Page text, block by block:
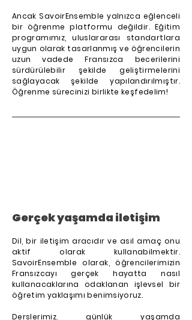
Ancak SavoirEnsemble yalnızca eğlenceli
bir öğrenme platformu değildir. Eğitim
programımız, uluslararası standartlara
uygun olarak tasarlanmış ve öğrencilerin
uzun vadede Fransızca becerilerini
sürdürülebilir şekilde geliştirmelerini
sağlayacak şekilde yapılandırılmıştır.
Öğrenme sürecinizi birlikte keşfedelim!
Gerçek yaşamda iletişim
Dil, bir iletişim aracıdır ve asıl amaç onu
aktif olarak kullanabilmektir.
SavoirEnsemble olarak, öğrencilerimizin
Fransızcayı gerçek hayatta nasıl
kullanacaklarına odaklanan işlevsel bir
öğretim yaklaşımı benimsiyoruz.
Derslerimiz, günlük yaşamda